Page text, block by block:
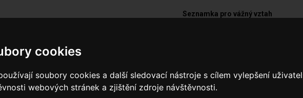
cookies
soubory cookies a další sledovací nástroje s cílem vylepšení
webových stránek a zjištění zdroje návštěvnosti.
Seznamka pro vážný vztah
Rád bych našel společnost
Do postele i na pláž, na